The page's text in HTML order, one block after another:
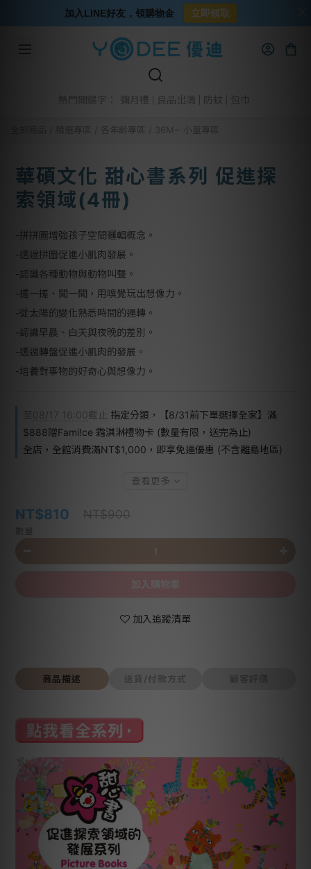
熱門關鍵字： 彌月禮 良品出清 防蚊
各年齡專區 36M~ 小童專區
華碩文化 甜心書系列 促進探
索領域(4冊)
-拼拼圖增強孩子空間邏輯概念。
-透過拼圖促進小肌肉發展。
-認識各種動物與動物叫聲。
-搓一搓、聞一聞，用嗅覺玩出想像力。
-從太陽的變化熟悉時間的運轉。
-認識早晨、白天與夜晚的差別。
-透過轉盤促進小肌肉的發展。
-培養對事物的好奇心與想像力。
08/17 16:00截止 指定分類，【8/31前下單選擇全家】滿
$888贈Fami!ce 霜淇淋禮物卡 (數量有限，送完為止)
全店，全館消費滿NT$1,000，即享免運優惠 (不含離島地區)
查看更多
NT$810 NT$900
加入追蹤清單
商品描述 送貨/付款方式
加入LINE好友，領購物金 立即領取